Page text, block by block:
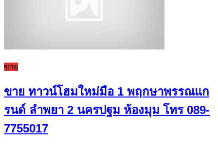
ขาย
ขาย ทาวน์โฮมใหม่มือ 1 พฤกษาพรรณแก
รนด์ ลำพยา 2 นครปฐม ห้องมุม โทร 089-
7755017